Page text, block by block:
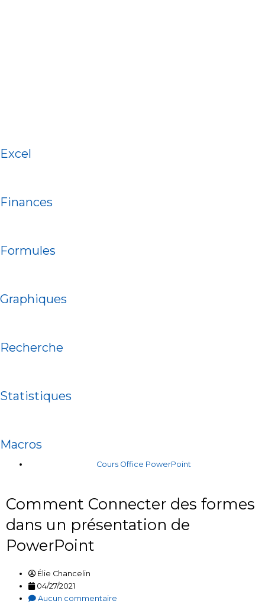
Excel
Finances
Formules
Graphiques
Recherche
Statistiques
Macros
Cours Office PowerPoint
Comment Connecter des formes
dans un présentation de
PowerPoint
Élie Chancelin
04/27/2021
Aucun commentaire